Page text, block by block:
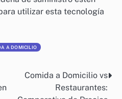
de granjas locales y
la confianza del cliente,
con normativas de
sistemas y la capacitación
deben asegurarse de que